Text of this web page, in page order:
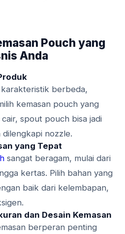
Pouch yang
Anda
berbeda,
kemasan pouch yang
spout pouch bisa jadi
nozzle.
yang Tepat
sangat beragam, mulai dari
kertas. Pilih bahan yang
baik dari kelembapan,
dan Desain Kemasan
berperan penting